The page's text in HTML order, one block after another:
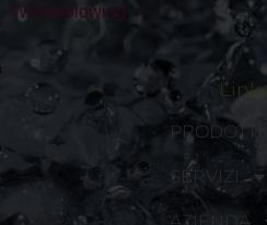
Whisleblowing
PRODOTTI
SERVIZI
AZIENDA